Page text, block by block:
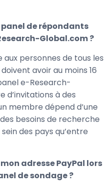
de répondants
Global.com ?
aux personnes de tous les
avoir au moins 16
e-Research-
d’invitations à des
membre dépend d’une
besoins de recherche
des pays qu’entre
adresse PayPal lors
de sondage ?